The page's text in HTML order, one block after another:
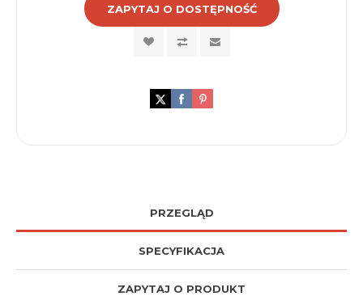
ZAPYTAJ O DOSTĘPNOŚĆ
PRZEGLĄD
SPECYFIKACJA
ZAPYTAJ O PRODUKT